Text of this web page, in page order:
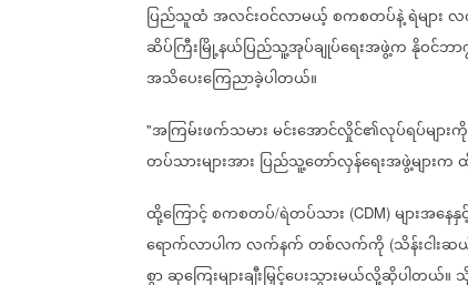
ပြည်သူထံအလင်းဝင်လာမယ့်စကစတပ်နဲ့ရဲများ
ဆိပ်ကြီးမြို့နယ်ပြည်သူ့အုပ်ချုပ်ရေးအဖွဲ့ကနိုဝင်ဘာ
အသိပေးကြေညာခဲ့ပါတယ်။
"အကြမ်းဖက်သမားမင်းအောင်လှိုင်၏လုပ်ရပ်များကို
တပ်သားများအား ပြည်သူ့တော်လှန်ရေးအဖွဲ့များက
ထို့ကြောင့်စကစတပ်/ရဲတပ်သား (CDM) များအနေနှ
ရောက်လာပါကလက်နက်တစ်လက်ကို (သိန်းငါး
စွာဆုကြေးများချီးမြှင့်ပေးသွားမယ်လို့ဆိုပါတယ်။